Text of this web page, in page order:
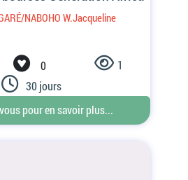
0
1
30 jours
pour en savoir plus...